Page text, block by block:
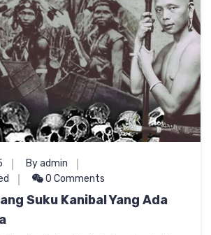
By admin
0 Comments
Suku Kanibal Yang Ada